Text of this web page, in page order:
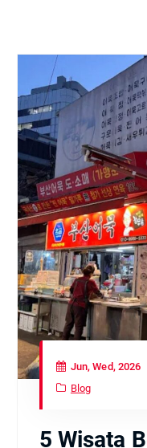
Jun, Wed, 2026
Blog
5 Wisata